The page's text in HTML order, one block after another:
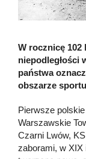
W rocznicę 102
niepodległości
państwa
obszarze
Pierwsze
Warszawskie
Czarni Lwów,
zaborami, w XIX